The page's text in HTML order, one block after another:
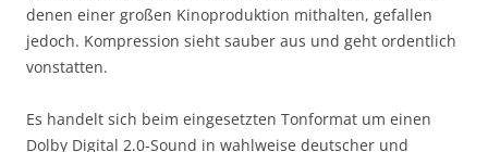
denen einer großen Kinoproduktion mithalten, gefallen
jedoch. Kompression sieht sauber aus und geht ordentlich
vonstatten.
Es handelt sich beim eingesetzten Tonformat um einen
Dolby Digital 2.0-Sound in wahlweise deutscher und